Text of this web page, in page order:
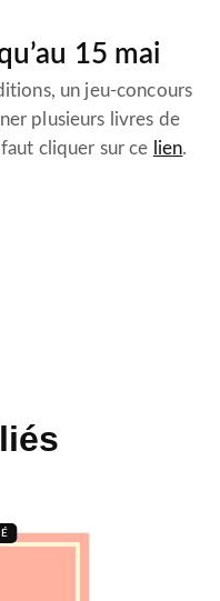
15 mai
un jeu-concours
plusieurs livres de
cliquer sur ce lien.